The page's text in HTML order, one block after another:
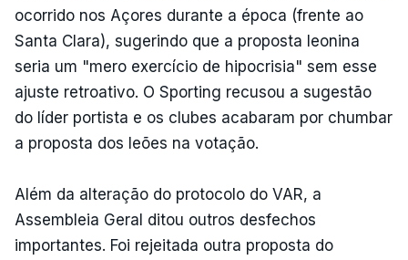
ocorrido nos Açores durante a época (frente ao
Santa Clara), sugerindo que a proposta leonina
seria um "mero exercício de hipocrisia" sem esse
ajuste retroativo. O Sporting recusou a sugestão
do líder portista e os clubes acabaram por chumbar
a proposta dos leões na votação.
Além da alteração do protocolo do VAR, a
Assembleia Geral ditou outros desfechos
importantes. Foi rejeitada outra proposta do